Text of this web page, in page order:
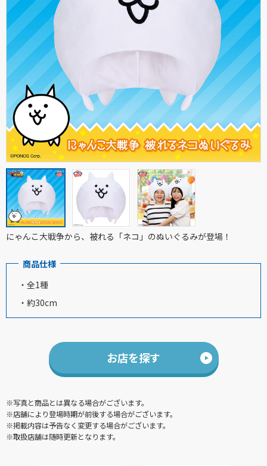
にゃんこ大戦争から、被れる「ネコ」のぬいぐるみが登場！
商品仕様
・全1種
・約30cm
お店を探す
※写真と商品とは異なる場合がございます。
※店舗により登場時期が前後する場合がございます。
※掲載内容は予告なく変更する場合がございます。
※取扱店舗は随時更新となります。